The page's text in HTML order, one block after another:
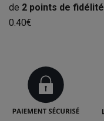
de 2 points de fidélité
0.40€